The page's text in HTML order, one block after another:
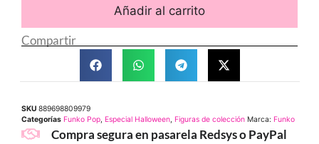
Añadir al carrito
Compartir
SKU 889698809979
Categorías Funko Pop, Especial Halloween, Figuras de colección Marca: Funko
Compra segura en pasarela Redsys o PayPal